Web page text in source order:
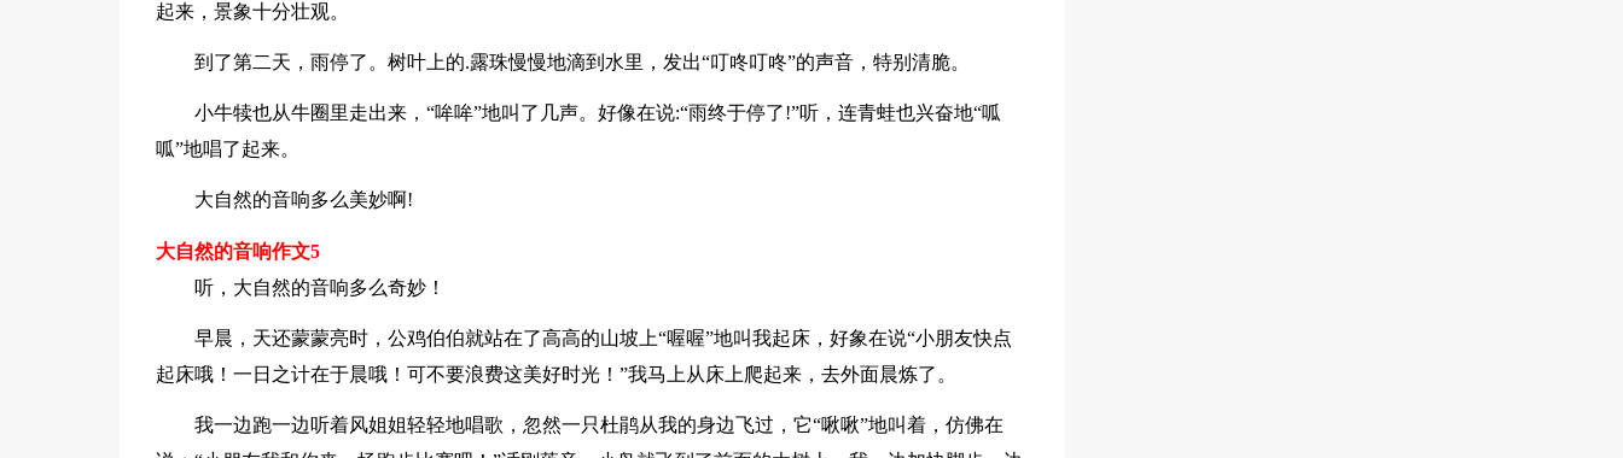
起来，景象十分壮观。
到了第二天，雨停了。树叶上的.露珠慢慢地滴到水里，发出“叮咚叮咚”的声音，特别清脆。
小牛犊也从牛圈里走出来，“哞哞”地叫了几声。好像在说:“雨终于停了!”听，连青蛙也兴奋地“呱
呱”地唱了起来。
大自然的音响多么美妙啊!
大自然的音响作文5
听，大自然的音响多么奇妙！
早晨，天还蒙蒙亮时，公鸡伯伯就站在了高高的山坡上“喔喔”地叫我起床，好象在说“小朋友快点
起床哦！一日之计在于晨哦！可不要浪费这美好时光！”我马上从床上爬起来，去外面晨炼了。
我一边跑一边听着风姐姐轻轻地唱歌，忽然一只杜鹃从我的身边飞过，它“啾啾”地叫着，仿佛在